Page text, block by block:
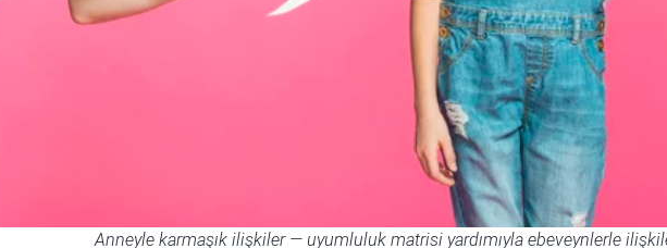
Anneyle karmaşık ilişkiler — uyumluluk matrisi yardımıyla ebeveynlerle